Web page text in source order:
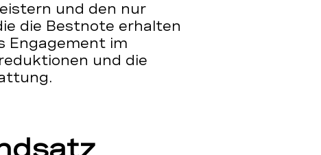
und den nur
die Bestnote erhalten
Engagement im
und die